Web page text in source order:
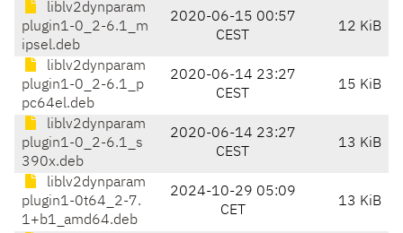
liblv2dynparam
plugin1-0_2-6.1_m
ipsel.deb
2020-06-15 00:57
CEST
12 KiB
liblv2dynparam
plugin1-0_2-6.1_p
pc64el.deb
2020-06-14 23:27
CEST
15 KiB
liblv2dynparam
plugin1-0_2-6.1_s
390x.deb
2020-06-14 23:27
CEST
13 KiB
liblv2dynparam
plugin1-0t64_2-7.
1+b1_amd64.deb
2024-10-29 05:09
CET
13 KiB